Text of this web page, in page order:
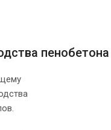
пенобетона